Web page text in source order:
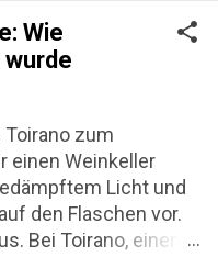
Wie
zum
einen Weinkeller
Licht und
den Flaschen vor.
Bei Toirano, einem